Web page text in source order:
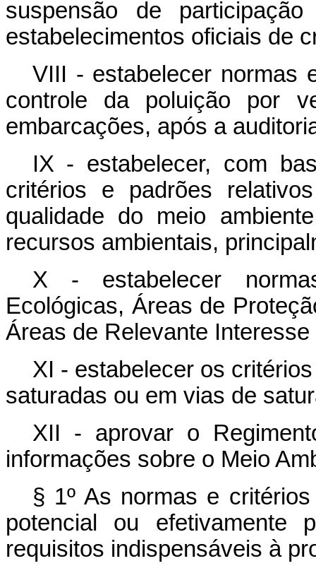
suspensão de
estabelecimentos oficiais de
VIII - estabelecer normas
controle da poluição por
embarcações, após a
IX - estabelecer, com
critérios e padrões
qualidade do meio
recursos ambientais,
X - estabelecer
Ecológicas, Áreas de
Áreas de Relevante
XI - estabelecer os
saturadas ou em vias de
XII - aprovar o
informações sobre o Meio
§ 1º As normas e
potencial ou efetivamente
requisitos indispensáveis à